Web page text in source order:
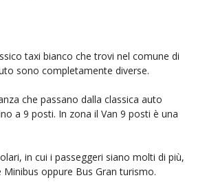
taxi bianco che trovi nel comune di
sono completamente diverse.
che passano dalla classica auto
a 9 posti. In zona il Van 9 posti è una
in cui i passeggeri siano molti di più,
oppure Bus Gran turismo.